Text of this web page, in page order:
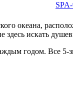
океана,
здесь искать
годом. Все 5-